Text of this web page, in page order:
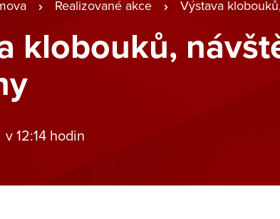
Realizované akce Výstava
klobouků,
v 12:14 hodin